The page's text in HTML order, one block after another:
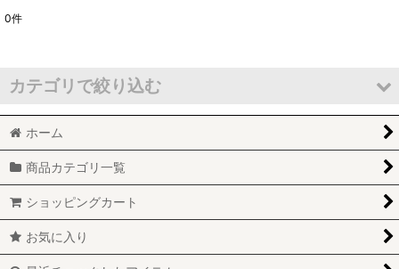
並び順:
0件
カテゴリで絞り込む
キャラクター2（アーナ行） (全商品)
アーチーコミック
アニマニアックス
ホーム
商品カテゴリ一覧
ショッピングカート
お気に入り